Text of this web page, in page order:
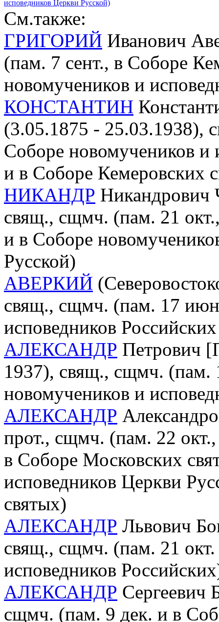
исповедников Церкви Русской)
См.также:
ГРИГОРИЙ Иванович
(пам. 7 сент., в Соборе
новомучеников и
КОНСТАНТИН
(3.05.1875 - 25.03.1938),
Соборе новомучеников и
и в Соборе Кемеровских
НИКАНДР Никандрович
свящ., сщмч. (пам. 21
и в Соборе
Русской)
АВЕРКИЙ
свящ., сщмч. (пам. 17
исповедников
АЛЕКСАНДР Петрович
1937), свящ., сщмч. (пам.
новомучеников и
АЛЕКСАНДР
прот., сщмч. (пам. 22
в Соборе Московских
исповедников Церкви
святых)
АЛЕКСАНДР Львович
свящ., сщмч. (пам. 21
исповедников
АЛЕКСАНДР Сергеевич
сщмч. (пам. 9 дек. и в